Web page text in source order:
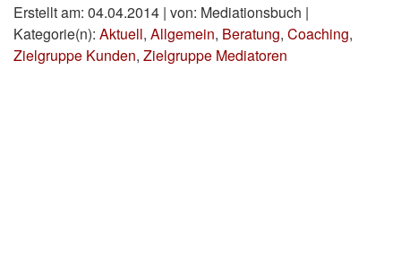
Erstellt am: 04.04.2014 | von: Mediationsbuch |
Kategorie(n): Aktuell, Allgemein, Beratung, Coaching,
Zielgruppe Kunden, Zielgruppe Mediatoren